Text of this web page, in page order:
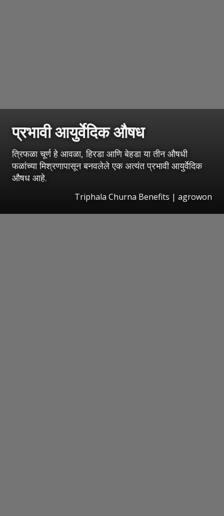
प्रभावी आयुर्वेदिक औषध
त्रिफळा चूर्ण हे आवळा, हिरडा आणि बेहडा या तीन औषधी
फळांच्या मिश्रणापासून बनवलेले एक अत्यंत प्रभावी आयुर्वेदिक
औषध आहे.
Triphala Churna Benefits | agrowon